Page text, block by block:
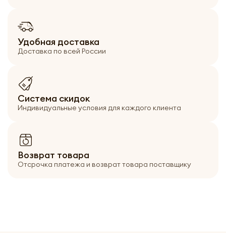
Удобная доставка
Доставка по всей Росcии
Cистема скидок
Индивидуальные условия для каждого клиента
Возврат товара
Отсрочка платежа и возврат товара поставщику